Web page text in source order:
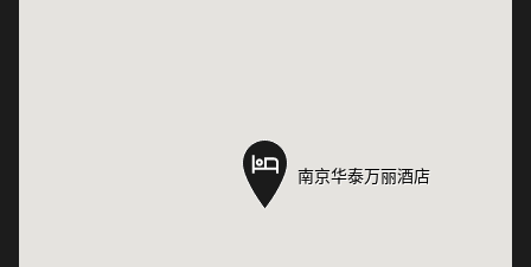
南京华泰万丽酒店
南京华泰万丽酒店